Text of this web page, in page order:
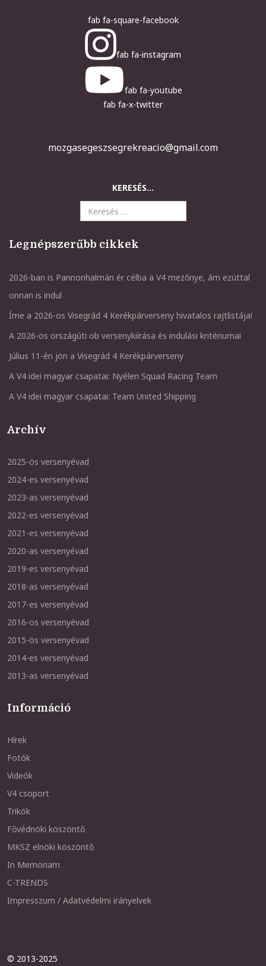
fab fa-square-facebook
fab fa-instagram
fab fa-youtube
fab fa-x-twitter
mozgasegeszsegrekreacio@gmail.com
KERESÉS...
Legnépszerűbb cikkek
2026-ban is Pannonhalmán ér célba a V4 mezőnye, ám ezúttal
onnan is indul
Íme a 2026-os Visegrád 4 Kerékpárverseny hivatalos rajtlistája!
A 2026-os országúti ob versenykiírása és indulási kritériumai
Július 11-én jön a Visegrád 4 Kerékpárverseny
A V4 idei magyar csapatai: Nyélen Squad Racing Team
A V4 idei magyar csapatai: Team United Shipping
Archív
2025-ös versenyévad
2024-es versenyévad
2023-as versenyévad
2022-es versenyévad
2021-es versenyévad
2020-as versenyévad
2019-es versenyévad
2018-as versenyévad
2017-es versenyévad
2016-os versenyévad
2015-ös versenyévad
2014-es versenyévad
2013-as versenyévad
Információ
Hírek
Fotók
Videók
V4 csoport
Trikók
Fővédnöki köszöntő
MKSZ elnöki köszöntő
In Memoriam
C-TRENDS
Impresszum / Adatvédelmi irányelvek
© 2013-2025